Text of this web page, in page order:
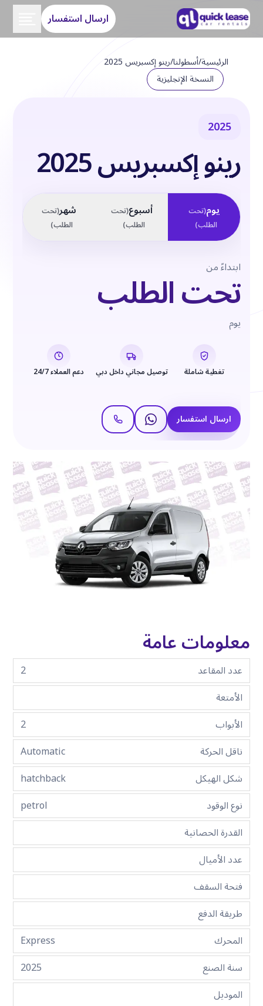
ارسال استفسار
الرئيسية/أسطولنا/رينو إكسبريس 2025
النسخة الإنجليزية
2025
رينو إكسبريس 2025
يوم(تحت
الطلب)
أسبوع(تحت
الطلب)
شهر(تحت
الطلب)
ابتداءً من
تحت الطلب
يوم
تغطية شاملة توصيل مجاني داخل دبي دعم العملاء 24/7
ارسال استفسار
معلومات عامة
عدد المقاعد
2
الأمتعة
الأبواب
2
ناقل الحركة
Automatic
شكل الهيكل
hatchback
نوع الوقود
petrol
القدرة الحصانية
عدد الأميال
فتحة السقف
طريقة الدفع
المحرك
Express
سنة الصنع
2025
الموديل